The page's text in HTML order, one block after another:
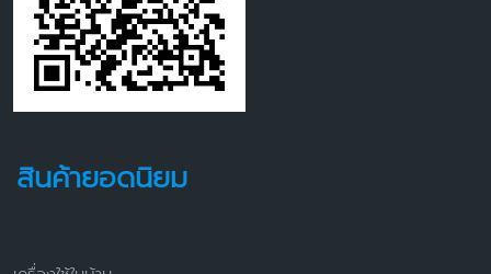
สินค้ายอดนิยม